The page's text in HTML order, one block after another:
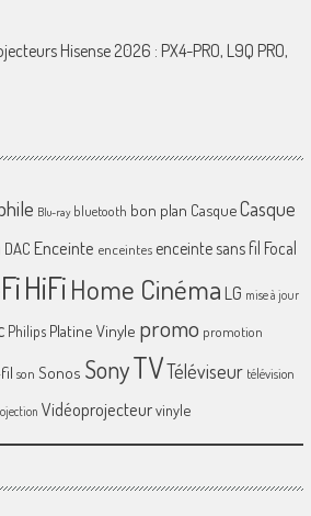
Hisense 2026 : PX4-PRO, L9Q PRO,
Blu-ray bluetooth bon plan CasqueCasque
DAC Enceinte enceintes enceinte sans fil Focal
HiFiHome Cinéma LG mise à jour
Philips Platine Vinyle promo promotion
son Sonos SonyTVTéléviseur télévision
Vidéoprojecteurvinyle